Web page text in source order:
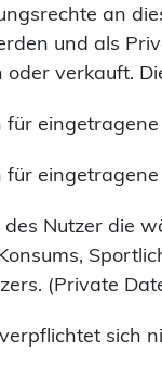
an
und als
verkauft.
für
für
Nutzer die
(Private
sich